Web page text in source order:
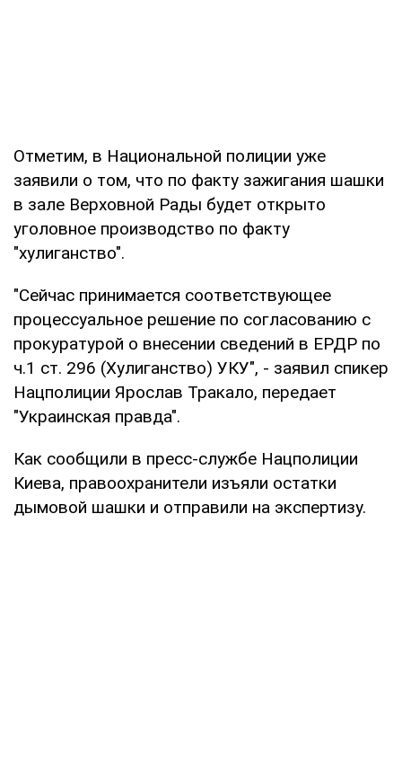
Отметим, в Национальной полиции уже
заявили о том, что по факту зажигания шашки
в зале Верховной Рады будет открыто
уголовное производство по факту
"хулиганство".
"Сейчас принимается соответствующее
процессуальное решение по согласованию с
прокуратурой о внесении сведений в ЕРДР по
ч.1 ст. 296 (Хулиганство) УКУ", - заявил спикер
Нацполиции Ярослав Тракало, передает
"Украинская правда".
Как сообщили в пресс-службе Нацполиции
Киева, правоохранители изъяли остатки
дымовой шашки и отправили на экспертизу.